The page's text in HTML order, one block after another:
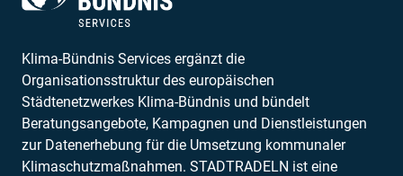
Klima-Bündnis Services ergänzt die
Organisationsstruktur des europäischen
Städtenetzwerkes Klima-Bündnis und bündelt
Beratungsangebote, Kampagnen und Dienstleistungen
zur Datenerhebung für die Umsetzung kommunaler
Klimaschutzmaßnahmen. STADTRADELN ist eine